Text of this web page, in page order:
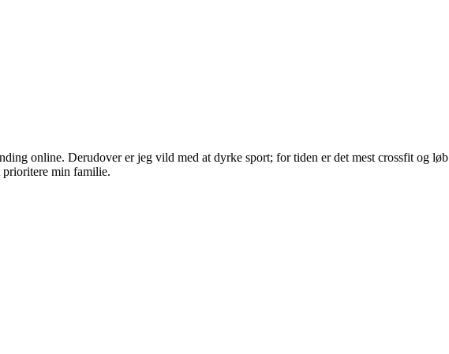
online. Derudover er jeg vild med at dyrke sport; for tiden er det mest crossfit og
prioritere min familie.